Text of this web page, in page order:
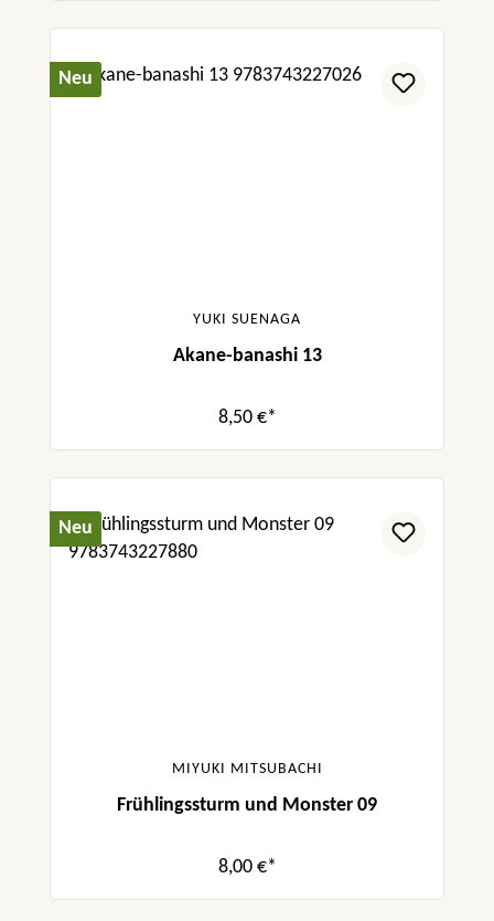
Neu
YUKI SUENAGA
Akane-banashi 13
8,50 €*
Neu
MIYUKI MITSUBACHI
Frühlingssturm und Monster 09
8,00 €*